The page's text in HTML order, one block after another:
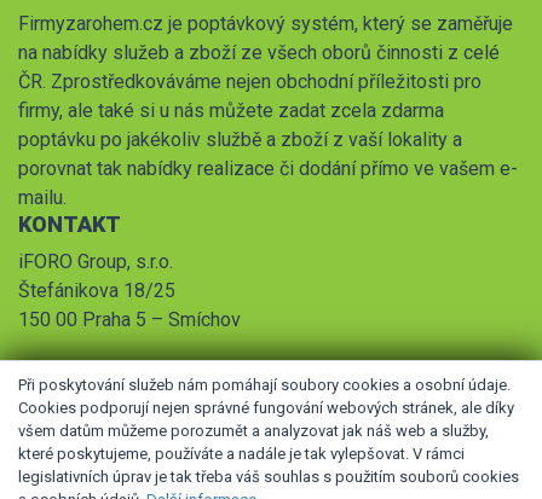
Firmyzarohem.cz je poptávkový systém, který se zaměřuje
na nabídky služeb a zboží ze všech oborů činnosti z celé
ČR. Zprostředkováváme nejen obchodní příležitosti pro
firmy, ale také si u nás můžete zadat zcela zdarma
poptávku po jakékoliv službě a zboží z vaší lokality a
porovnat tak nabídky realizace či dodání přímo ve vašem e-
mailu.
KONTAKT
iFORO Group, s.r.o.
Štefánikova 18/25
150 00 Praha 5 – Smíchov
Při poskytování služeb nám pomáhají soubory cookies a osobní údaje.
Cookies podporují nejen správné fungování webových stránek, ale díky
všem datům můžeme porozumět a analyzovat jak náš web a služby,
které poskytujeme, používáte a nadále je tak vylepšovat. V rámci
legislativních úprav je tak třeba váš souhlas s použitím souborů cookies